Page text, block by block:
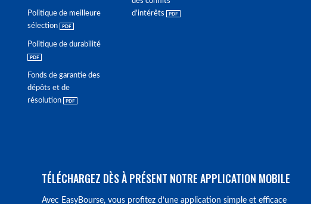
Politique de meilleure
sélection
Politique de durabilité
Fonds de garantie des
dépôts et de
résolution
d'intérêts
TÉLÉCHARGEZ DÈS À PRÉSENT NOTRE APPLICATION MOBILE
Avec EasyBourse, vous profitez d’une application simple et efficace